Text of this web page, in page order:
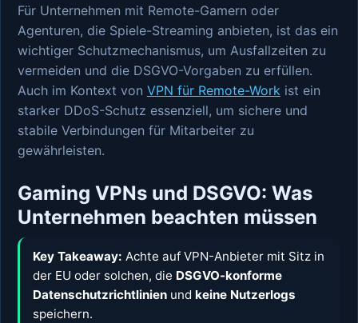
Für Unternehmen mit Remote-Gamern oder
Agenturen, die Spiele-Streaming anbieten, ist das ein
wichtiger Schutzmechanismus, um Ausfallzeiten zu
vermeiden und die DSGVO-Vorgaben zu erfüllen.
Auch im Kontext von VPN für Remote-Workist ein
starker DDoS-Schutz essenziell, um sichere und
stabile Verbindungen für Mitarbeiter zu
gewährleisten.
Gaming VPNs und DSGVO: Was
Unternehmen beachten müssen
Key Takeaway: Achte auf VPN-Anbieter mit Sitz in
der EU oder solchen, die DSGVO-konforme
Datenschutzrichtlinienund keine Nutzerlogs
speichern.